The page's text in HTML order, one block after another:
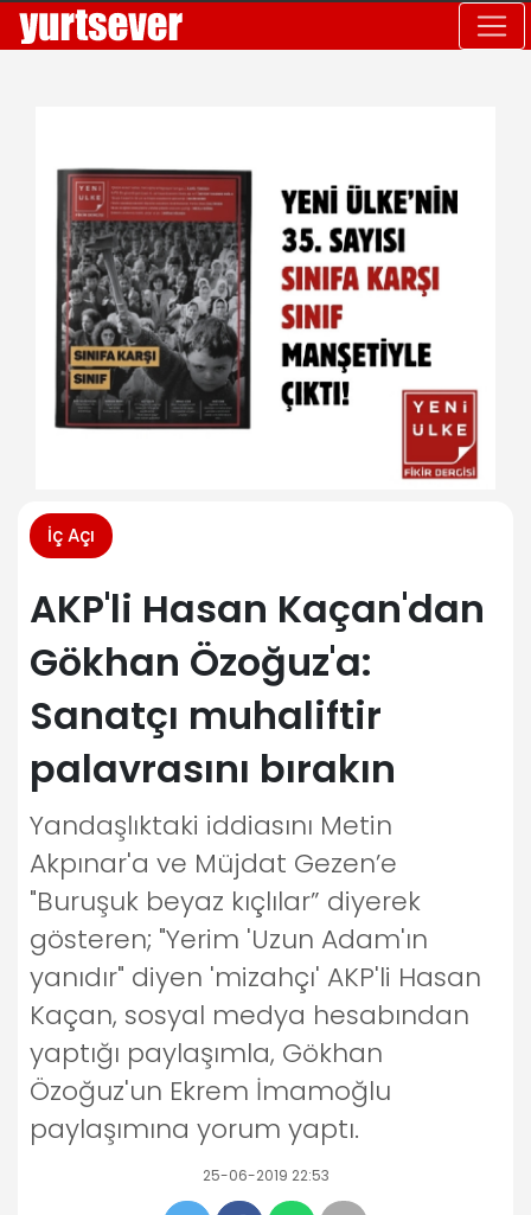
İç Açı
AKP'li Hasan Kaçan'dan
Gökhan Özoğuz'a:
Sanatçı muhaliftir
palavrasını bırakın
Yandaşlıktaki iddiasını Metin
Akpınar'a ve Müjdat Gezen’e
"Buruşuk beyaz kıçlılar” diyerek
gösteren; "Yerim 'Uzun Adam'ın
yanıdır" diyen 'mizahçı' AKP'li Hasan
Kaçan, sosyal medya hesabından
yaptığı paylaşımla, Gökhan
Özoğuz'un Ekrem İmamoğlu
paylaşımına yorum yaptı.
25-06-2019 22:53